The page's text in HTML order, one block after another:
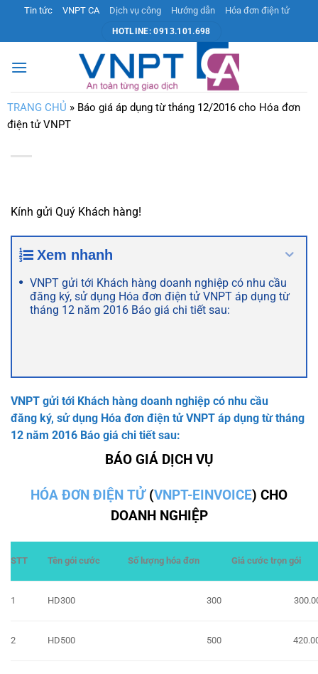
nội
dung
Tin tức VNPT CA Dịch vụ công Hướng dẫn Hóa đơn điện tử
HOTLINE: 0913.101.698
TRANG CHỦ » Báo giá áp dụng từ tháng 12/2016 cho Hóa đơn
điện tử VNPT
Kính gửi Quý Khách hàng!
Xem nhanh
VNPT gửi tới Khách hàng doanh nghiệp có nhu cầu
đăng ký, sử dụng Hóa đơn điện tử VNPT áp dụng từ
tháng 12 năm 2016 Báo giá chi tiết sau:
VNPT gửi tới Khách hàng doanh nghiệp có nhu cầu
đăng ký, sử dụng Hóa đơn điện tử VNPT áp dụng từ tháng
12 năm 2016 Báo giá chi tiết sau:
BÁO GIÁ DỊCH VỤ
HÓA ĐƠN ĐIỆN TỬ(VNPT-EINVOICE) CHO
DOANH NGHIỆP
STT Tên gói cước Số lượng hóa đơn Giá cước trọn gói
1 HD300 300
2 HD500 500